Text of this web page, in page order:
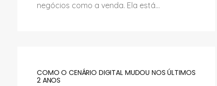
negócios como a venda. Ela está...
COMO O CENÁRIO DIGITAL MUDOU NOS ÚLTIMOS
2 ANOS